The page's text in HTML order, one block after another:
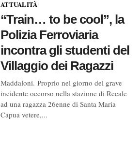
ATTUALITÀ
“Train… to be cool”, la
Polizia Ferroviaria
incontra gli studenti del
Villaggio dei Ragazzi
Maddaloni. Proprio nel giorno del grave
incidente occorso nella stazione di Recale
ad una ragazza 26enne di Santa Maria
Capua vetere,...